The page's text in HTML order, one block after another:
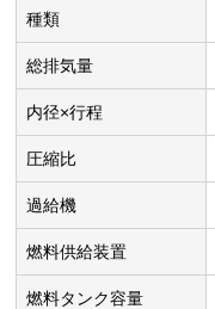
種類
総排気量
内径×行程
圧縮比
過給機
燃料供給装置
燃料タンク容量